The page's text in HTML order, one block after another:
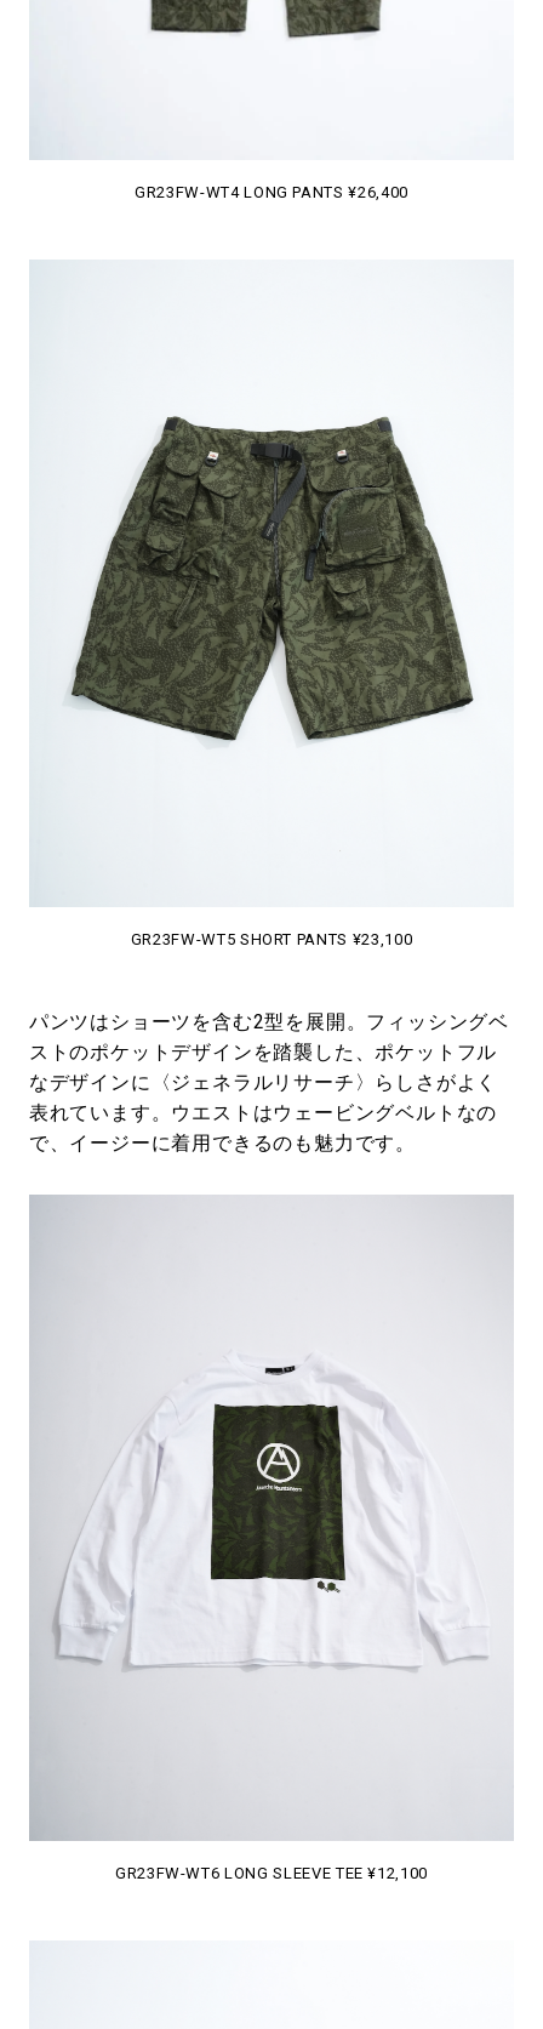
GR23FW-WT4 LONG PANTS ¥26,400
GR23FW-WT5 SHORT PANTS ¥23,100
パンツはショーツを含む2型を展開。フィッシングベ
ストのポケットデザインを踏襲した、ポケットフル
なデザインに〈ジェネラルリサーチ〉らしさがよく
表れています。ウエストはウェービングベルトなの
で、イージーに着用できるのも魅力です。
GR23FW-WT6 LONG SLEEVE TEE ¥12,100